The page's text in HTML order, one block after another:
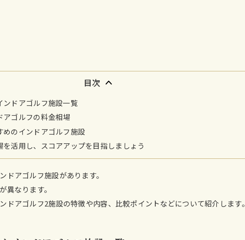
目次
ンドアゴルフ施設一覧
アゴルフの料金相場
のインドアゴルフ施設
活用し、スコアアップを目指しましょう
ドアゴルフ施設があります。
異なります。
ドアゴルフ2施設の特徴や内容、比較ポイントなどについて紹介します。